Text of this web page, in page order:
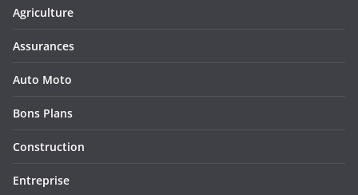
Agriculture
Assurances
Auto Moto
Bons Plans
Construction
Entreprise